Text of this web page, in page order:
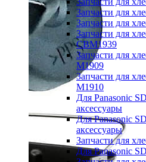
Запчасти для
Запчасти для
Запчасти для
CBM1939
Запчасти для
M1909
Запчасти для
M1910
Для Panasonic
аксессуары
Для Panasonic
аксессуары
Запчасти для
Для Panasonic